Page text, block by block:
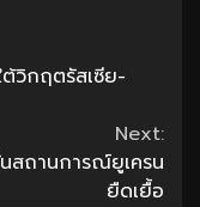
วิกฤตรัสเซีย-
Next:
สถานการณ์ยูเครน
ยืดเยื้อ